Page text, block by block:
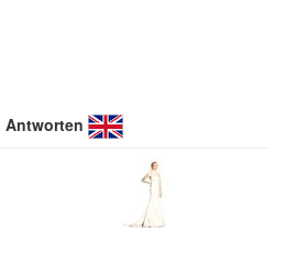
Antworten